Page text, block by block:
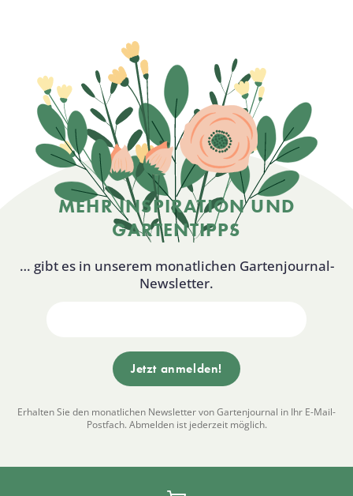
MEHR INSPIRATION UND
GARTENTIPPS
… gibt es in unserem monatlichen Gartenjournal-
Newsletter.
Erhalten Sie den monatlichen Newsletter von Gartenjournal in Ihr E-Mail-
Postfach. Abmelden ist jederzeit möglich.